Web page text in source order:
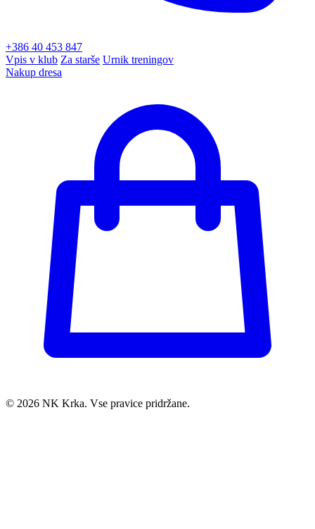
+386 40 453 847
Vpis v klub Za starše Urnik treningov
Nakup dresa
© 2026 NK Krka. Vse pravice pridržane.